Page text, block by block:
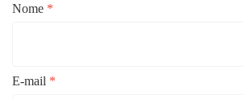
Nome *
E-mail *